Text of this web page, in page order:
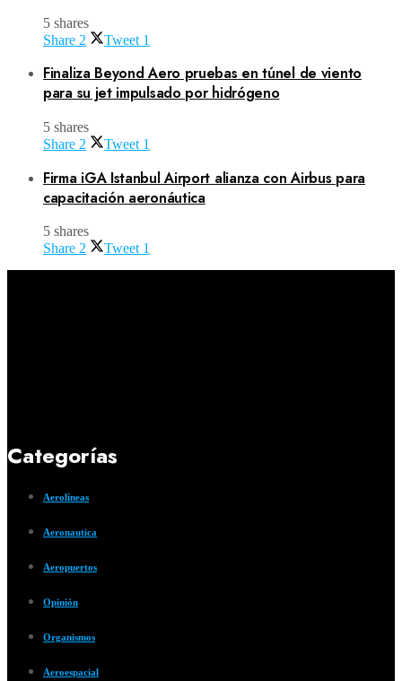
5 shares
Share 2 Tweet 1
Finaliza Beyond Aero pruebas en túnel de viento
para su jet impulsado por hidrógeno
5 shares
Share 2 Tweet 1
Firma iGA Istanbul Airport alianza con Airbus para
capacitación aeronáutica
5 shares
Share 2 Tweet 1
Categorías
Aerolíneas
Aeronautica
Aeropuertos
Opinión
Organismos
Aeroespacial